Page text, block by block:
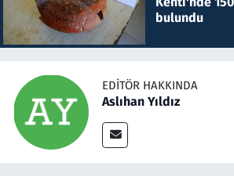
bulundu
EDITÖR HAKKINDA
Aslıhan Yıldız